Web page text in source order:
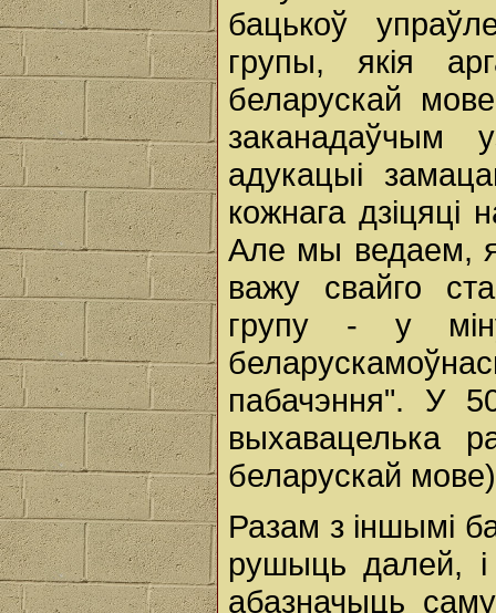
бацькоў
групы, якія
беларускай
заканадаўчым
адукацыі
кожнага дзіцяці
Але мы ведаем,
важу свайго
групу - у
пабачэння". У
выхавацелька
беларускай
Разам з іншымі
рушыць далей, і
абазначыць